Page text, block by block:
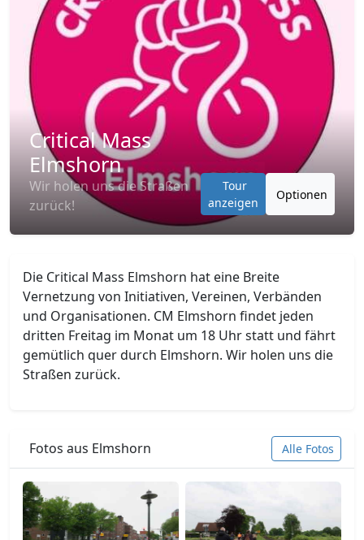
Critical Mass
Elmshorn
Wir holen uns die Straßen
zurück!
Tour
anzeigen
Optionen
Die Critical Mass Elmshorn hat eine Breite
Vernetzung von Initiativen, Vereinen, Verbänden
und Organisationen. CM Elmshorn findet jeden
dritten Freitag im Monat um 18 Uhr statt und fährt
gemütlich quer durch Elmshorn. Wir holen uns die
Straßen zurück.
Fotos aus Elmshorn Alle Fotos